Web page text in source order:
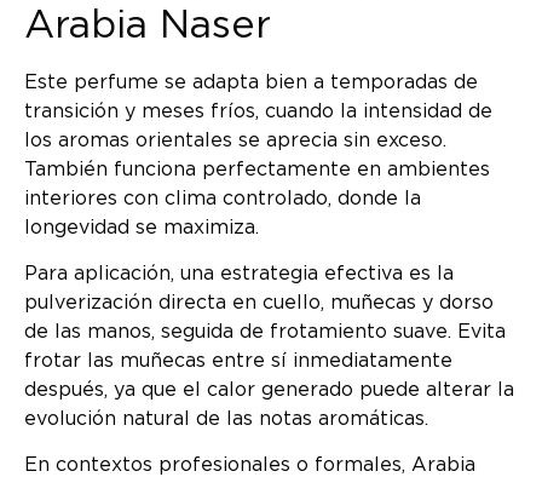
Arabia Naser
Este perfume se adapta bien a temporadas de
transición y meses fríos, cuando la intensidad de
los aromas orientales se aprecia sin exceso.
También funciona perfectamente en ambientes
interiores con clima controlado, donde la
longevidad se maximiza.
Para aplicación, una estrategia efectiva es la
pulverización directa en cuello, muñecas y dorso
de las manos, seguida de frotamiento suave. Evita
frotar las muñecas entre sí inmediatamente
después, ya que el calor generado puede alterar la
evolución natural de las notas aromáticas.
En contextos profesionales o formales, Arabia